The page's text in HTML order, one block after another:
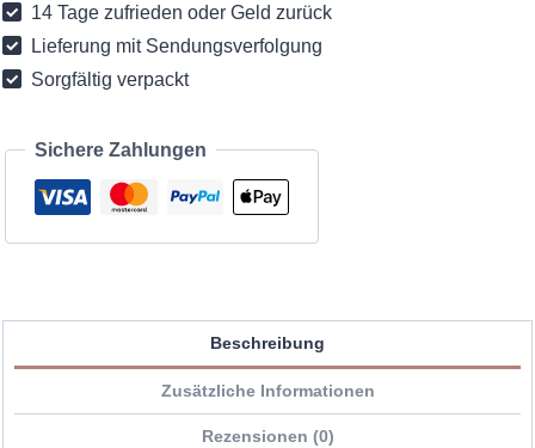
14 Tage zufrieden oder Geld zurück
Lieferung mit Sendungsverfolgung
Sorgfältig verpackt
Sichere Zahlungen
Beschreibung
Zusätzliche Informationen
Rezensionen (0)